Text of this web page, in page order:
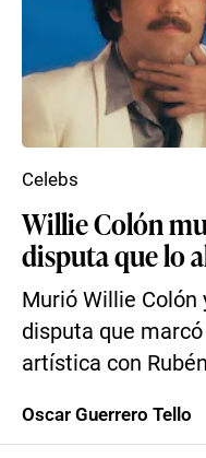
Willie Colón
disputa que lo
Murió Willie Colón
disputa que
artística con
Celebs
Oscar Guerrero Tello